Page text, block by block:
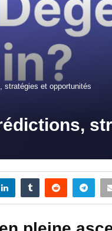
stratégies et opportunités